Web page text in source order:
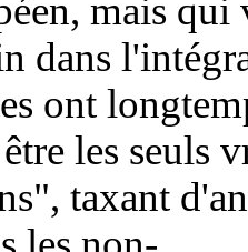
mais qui
dans
ont
les seuls
taxant